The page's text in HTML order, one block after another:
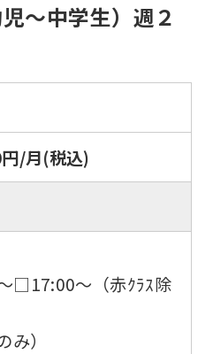
〜中学生）週２
/月(税込)
□17:00〜（赤ｸﾗｽ除
）